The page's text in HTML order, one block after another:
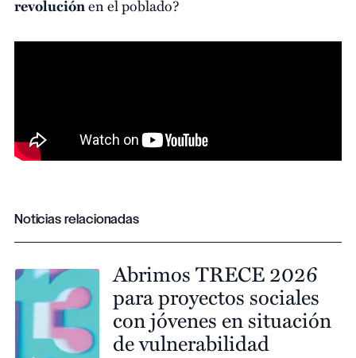
revoluciónen el poblado?
Noticias relacionadas
Abrimos TRECE 2026
para proyectos sociales
con jóvenes en situación
de vulnerabilidad